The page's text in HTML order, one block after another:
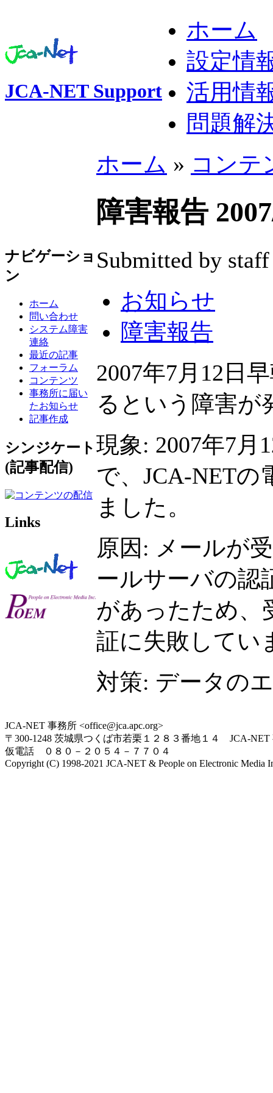
JCA-NET Support
ホーム
設定情
活用情
問題解
ナビゲーショ
ン
ホーム
問い合わせ
システム障害
連絡
最近の記事
フォーラム
コンテンツ
事務所に届い
たお知らせ
記事作成
シンジケート
(記事配信)
Links
ホーム » コンテ
障害報告
Submitted by
お知らせ
障害報告
2007年7月12日
るという障害が
現象: 2007年7月
で、JCA-NET
ました。
原因: メールが
ールサーバの認
があったため、
証に失敗してい
対策: データの
JCA-NET 事務所 <office@jca.apc.org>
〒300-1248 茨城県つくば市若栗１２８３番地１４ JCA-NET
仮電話 ０８０－２０５４－７７０４
Copyright (C) 1998-2021 JCA-NET & People on Electronic Media